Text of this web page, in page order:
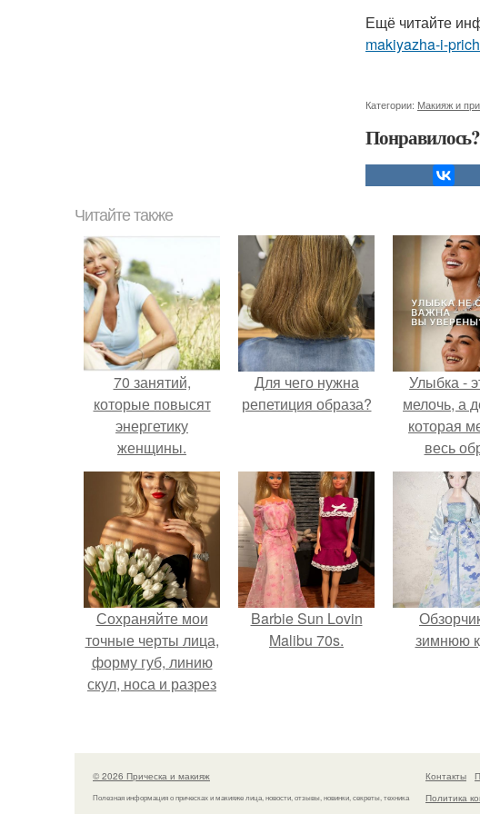
Ещё читайте
makiyazha-i-
Категории: Макияж и
Читайте также
70 занятий,
которые повысят
энергетику
женщины.
Для чего нужна
репетиция образа?
Улыбка -
мелочь, а
которая
весь
Сохраняйте мои
точные черты лица,
форму губ, линию
скул, носа и разрез
Barbie Sun Lovin
Malibu 70s.
зимнюю
© 2026 Прическа и макияж
Полезная информация о прическах и макияже лица, новости, отзывы, новинки, секреты, техника
Контакты
Политика